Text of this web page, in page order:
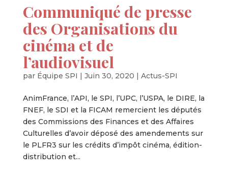
Communiqué de presse
des Organisations du
cinéma et de
l’audiovisuel
par Équipe SPI | Juin 30, 2020 | Actus-SPI
AnimFrance, l’API, le SPI, l’UPC, l’USPA, le DIRE, la
FNEF, le SDI et la FICAM remercient les députés
des Commissions des Finances et des Affaires
Culturelles d’avoir déposé des amendements sur
le PLFR3 sur les crédits d’impôt cinéma, édition-
distribution et...